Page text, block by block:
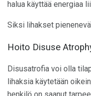
halua käyttää energiaa
Siksi lihakset
Hoito Disuse
Disusatrofia voi olla
lihaksia käytetään